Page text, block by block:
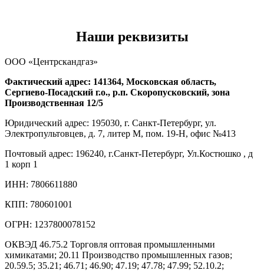
Наши реквизиты
ООО «Центрскандгаз»
Фактический адрес: 141364, Московская область,
Сергиево-Посадский г.о., р.п. Скоропусковский, зона
Производственная 12/5
Юридический адрес: 195030, г. Санкт-Петербург, ул.
Электропультовцев, д. 7, литер М, пом. 19-Н, офис №413
Почтовый адрес: 196240, г.Санкт-Петербург, Ул.Костюшко , д
1 корп 1
ИНН: 7806611880
КПП: 780601001
ОГРН: 1237800078152
ОКВЭД 46.75.2 Торговля оптовая промышленными
химикатами; 20.11 Производство промышленных газов;
20.59.5; 35.21; 46.71; 46.90; 47.19; 47.78; 47.99; 52.10.2;